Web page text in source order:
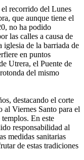
recorrido del Lunes
que aunque tiene el
no ha podido
las calles a causa de
iglesia de la barriada de
en puntos
Utrera, el Puente de
del mismo
destacando el corte
al Viernes Santo para el
En este
responsabilidad al
medidas sanitarias
de estas tradiciones